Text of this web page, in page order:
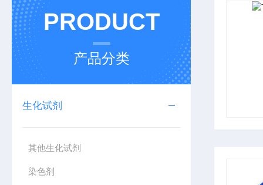
PRODUCT
产品分类
生化试剂
其他生化试剂
染色剂